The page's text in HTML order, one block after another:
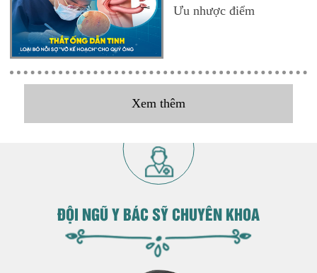
Ưu nhược điểm
Xem thêm
ĐỘI NGŨ Y BÁC SỸ CHUYÊN KHOA